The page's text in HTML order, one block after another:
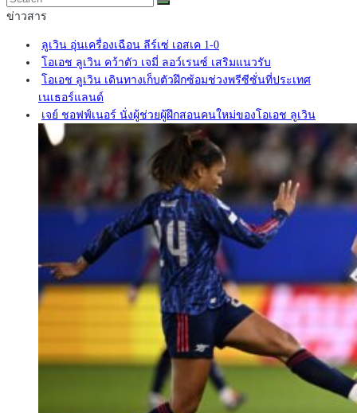
ข่าวสาร
ลูเวิน อุ่นเครื่องเฉือน ลีร์เซ่ เอสเค 1-0
โอเอช ลูเวิน คว้าตัว เจมี่ ลอว์เรนซ์ เสริมแนวรับ
โอเอช ลูเวิน เดินทางเก็บตัวฝึกซ้อมช่วงพรีซีซั่นที่ประเทศ
เนเธอร์แลนด์
เจย์ ชอฟฟ์เนอร์ นั่งผู้ช่วยผู้ฝึกสอนคนใหม่ของโอเอช ลูเวิน